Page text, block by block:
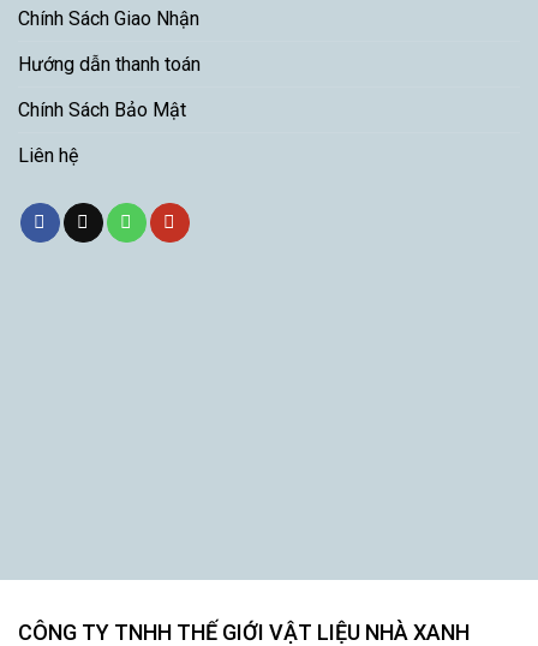
Chính Sách Giao Nhận
Hướng dẫn thanh toán
Chính Sách Bảo Mật
Liên hệ
CÔNG TY TNHH THẾ GIỚI VẬT LIỆU NHÀ XANH